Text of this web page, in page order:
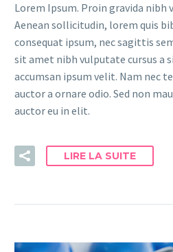
Lorem Ipsum. Proin gravida nibh
Aenean sollicitudin, lorem quis
consequat ipsum, nec sagittis
sit amet nibh vulputate cursus a
accumsan ipsum velit. Nam nec
auctor a ornare odio. Sed non
auctor eu in elit.
LIRE LA SUITE